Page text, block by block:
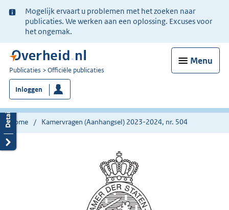
Ter
informatie:
Mogelijk ervaart u problemen met het zoeken naar
publicaties. We werken aan een oplossing. Excuses voor
het ongemak.
Menu
U
bent
nu
hier:
Publicaties Officiële publicaties
Inloggen
Home Kamervragen (Aanhangsel) 2023-2024, nr. 504